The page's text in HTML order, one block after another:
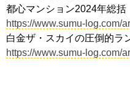
都心マンション2024年総括
https://www.sumu-log.com/
白金ザ・スカイの圧倒的ラ
https://www.sumu-log.com/